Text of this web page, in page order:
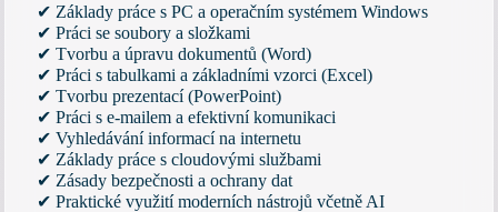
✔ Základy práce s PC a operačním systémem Windows
✔ Práci se soubory a složkami
✔ Tvorbu a úpravu dokumentů (Word)
✔ Práci s tabulkami a základními vzorci (Excel)
✔ Tvorbu prezentací (PowerPoint)
✔ Práci s e-mailem a efektivní komunikaci
✔ Vyhledávání informací na internetu
✔ Základy práce s cloudovými službami
✔ Zásady bezpečnosti a ochrany dat
✔ Praktické využití moderních nástrojů včetně AI